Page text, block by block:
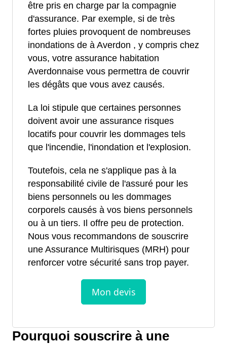
être pris en charge par la compagnie
d'assurance. Par exemple, si de très
fortes pluies provoquent de nombreuses
inondations de à Averdon , y compris chez
vous, votre assurance habitation
Averdonnaise vous permettra de couvrir
les dégâts que vous avez causés.
La loi stipule que certaines personnes
doivent avoir une assurance risques
locatifs pour couvrir les dommages tels
que l'incendie, l'inondation et l'explosion.
Toutefois, cela ne s'applique pas à la
responsabilité civile de l'assuré pour les
biens personnels ou les dommages
corporels causés à vos biens personnels
ou à un tiers. Il offre peu de protection.
Nous vous recommandons de souscrire
une Assurance Multirisques (MRH) pour
renforcer votre sécurité sans trop payer.
Pourquoi souscrire à une